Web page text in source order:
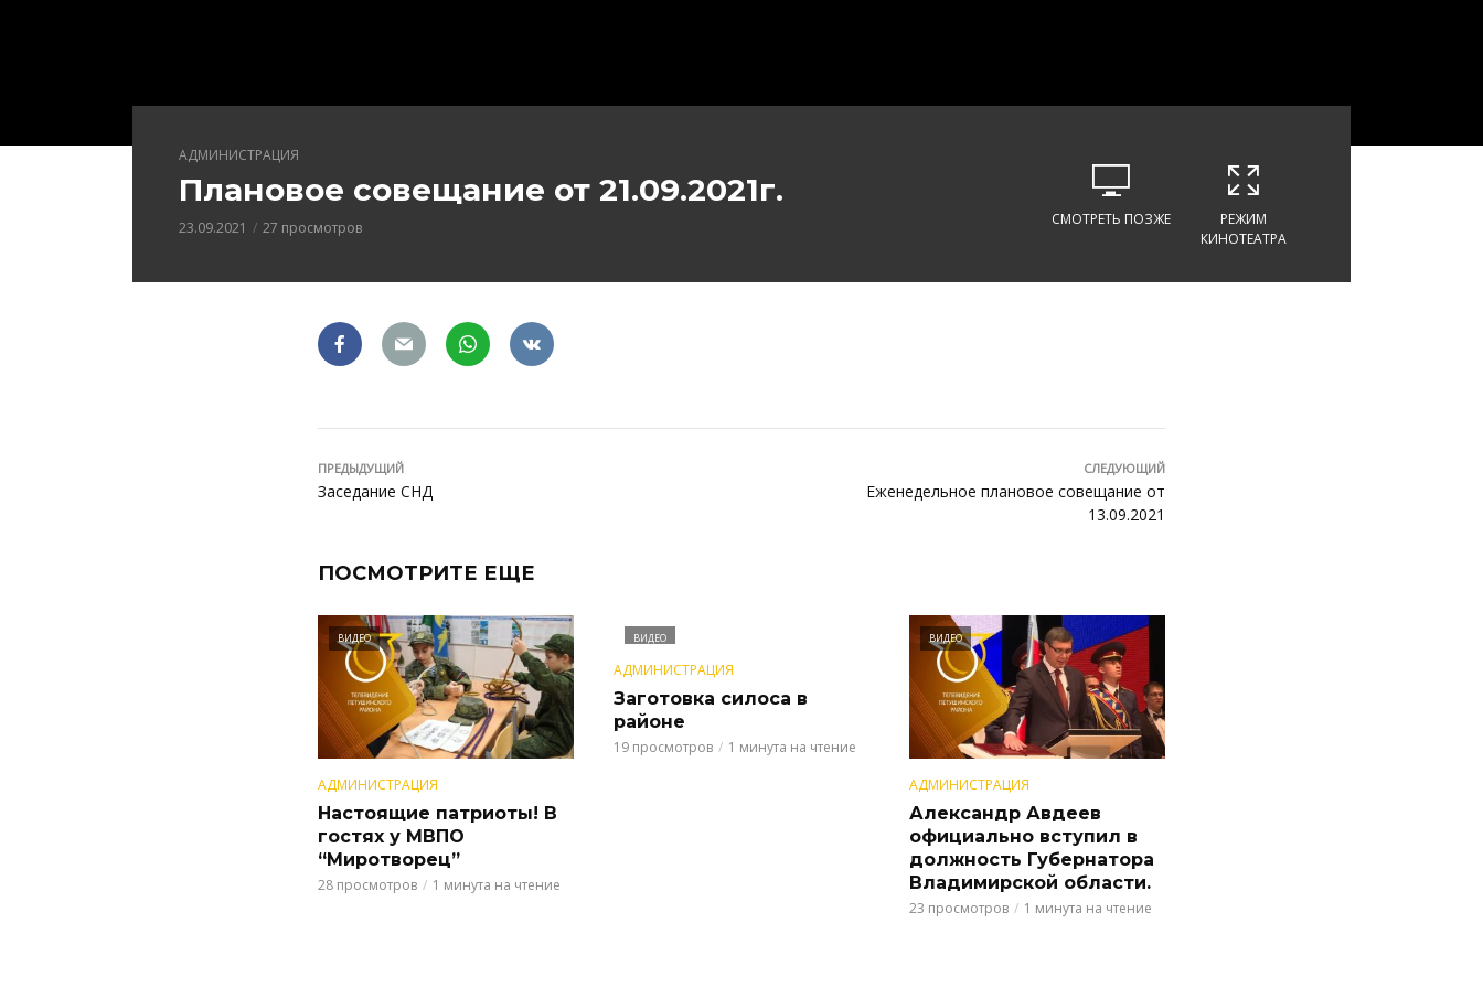
АДМИНИСТРАЦИЯ
Плановое совещание от 21.09.2021г.
23.09.2021 27 просмотров СМОТРЕТЬ ПОЗЖЕ
РЕЖИМ
КИНОТЕАТРА
ПРЕДЫДУЩИЙ
Заседание СНД
СЛЕДУЮЩИЙ
Еженедельное плановое совещание от
13.09.2021
ПОСМОТРИТЕ ЕЩЕ
ВИДЕО
АДМИНИСТРАЦИЯ
Настоящие патриоты! В
гостях у МВПО
“Миротворец”
28 просмотров 1 минута на чтение
ВИДЕО
АДМИНИСТРАЦИЯ
Заготовка силоса в
районе
19 просмотров 1 минута на чтение
ВИДЕО
АДМИНИСТРАЦИЯ
Александр Авдеев
официально вступил в
должность Губернатора
Владимирской области.
23 просмотров 1 минута на чтение